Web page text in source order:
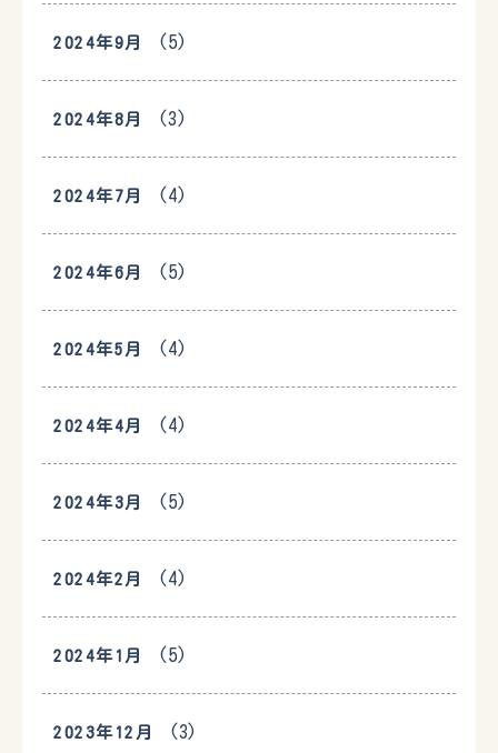
2024年9月 (5)
2024年8月 (3)
2024年7月 (4)
2024年6月 (5)
2024年5月 (4)
2024年4月 (4)
2024年3月 (5)
2024年2月 (4)
2024年1月 (5)
2023年12月 (3)